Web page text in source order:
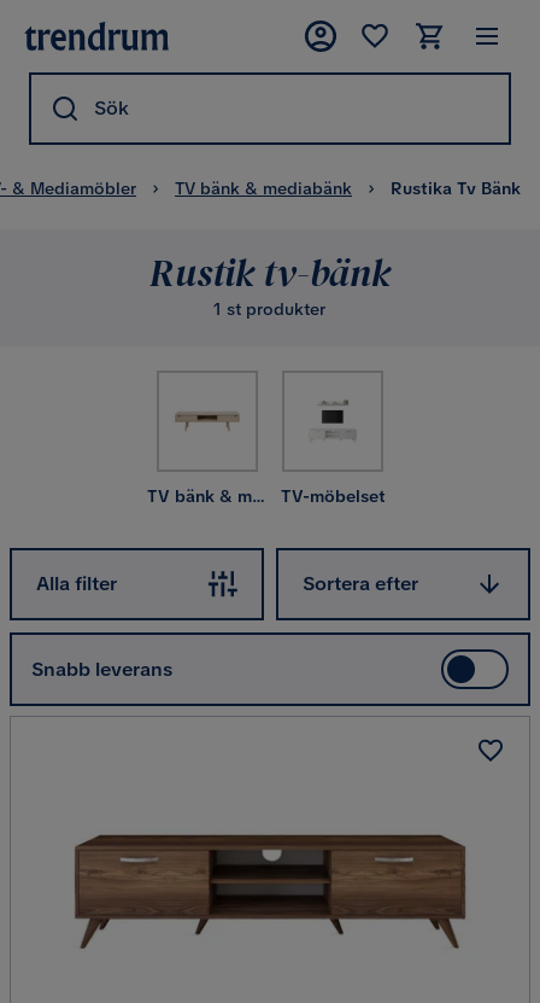
Sök
& Mediamöbler TV bänk & mediabänk Rustika Tv Bänk
Rustik tv-bänk
1 st produkter
TV bänk & mediabänk TV-möbelset
Alla filter
Sortera efter
Snabb leverans